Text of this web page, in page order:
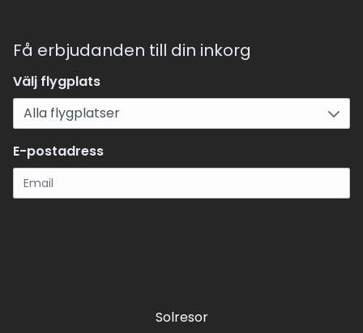
Få erbjudanden till din inkorg
Välj flygplats
E-postadress
Solresor